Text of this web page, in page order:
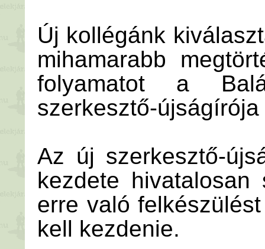
Új kollégánk
mihamarabb
folyamatot a
szerkesztő-
Az új szerkesztő-
kezdete
erre való
kell kezdenie.